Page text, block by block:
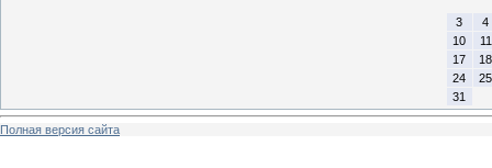
3
4
10
11
17
18
24
25
31
Полная версия сайта